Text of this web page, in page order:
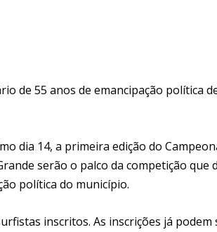
de 55 anos de emancipação política
dia 14, a primeira edição do
serão o palco da competição que
política do município.
inscritos. As inscrições já podem